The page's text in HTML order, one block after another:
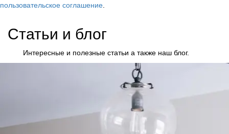
пользовательское соглашение
Статьи и блог
Интересные и полезные статьи а также наш блог.